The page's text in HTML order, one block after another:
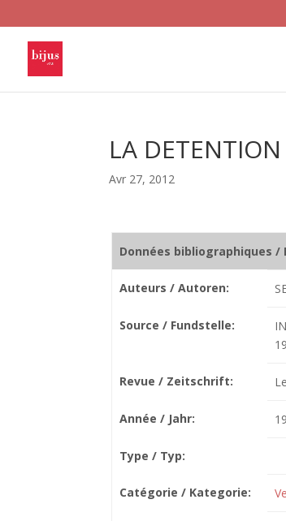
LA DETENTION
Avr 27, 2012
Données bibliographiques
Auteurs / Autoren:
Source / Fundstelle:
Revue / Zeitschrift:
Année / Jahr:
Type / Typ:
Catégorie / Kategorie: